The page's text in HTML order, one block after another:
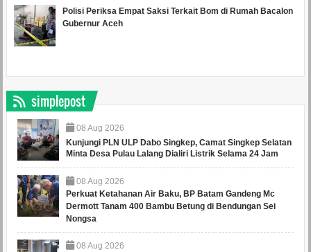
Polisi Periksa Empat Saksi Terkait Bom di Rumah Bacalon
Gubernur Aceh
simplepost
08 Aug 2026
Kunjungi PLN ULP Dabo Singkep, Camat Singkep Selatan
Minta Desa Pulau Lalang Dialiri Listrik Selama 24 Jam
08 Aug 2026
Perkuat Ketahanan Air Baku, BP Batam Gandeng Mc
Dermott Tanam 400 Bambu Betung di Bendungan Sei
Nongsa
08 Aug 2026